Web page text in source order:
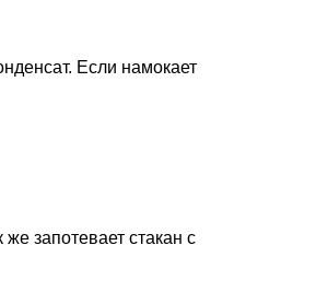
Если намокает
запотевает стакан с